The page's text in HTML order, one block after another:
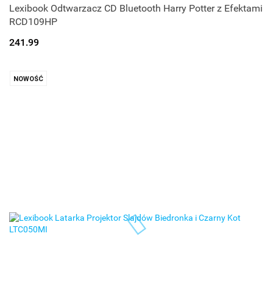
Lexibook Odtwarzacz CD Bluetooth Harry Potter z Efektami
RCD109HP
241.99
NOWOŚĆ